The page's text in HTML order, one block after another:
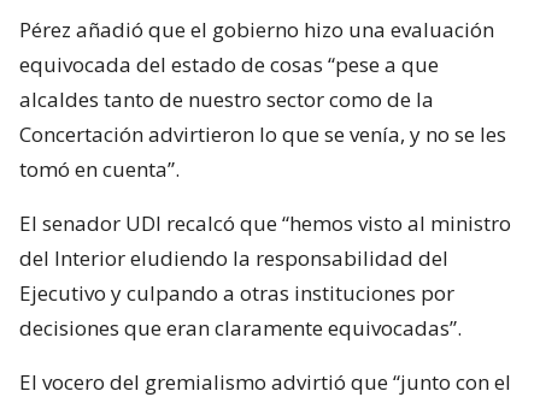
Pérez añadió que el gobierno hizo una evaluación
equivocada del estado de cosas “pese a que
alcaldes tanto de nuestro sector como de la
Concertación advirtieron lo que se venía, y no se les
tomó en cuenta”.
El senador UDI recalcó que “hemos visto al ministro
del Interior eludiendo la responsabilidad del
Ejecutivo y culpando a otras instituciones por
decisiones que eran claramente equivocadas”.
El vocero del gremialismo advirtió que “junto con el